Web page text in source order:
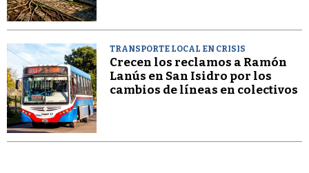
TRANSPORTE LOCAL EN CRISIS
Crecen los reclamos a Ramón
Lanús en San Isidro por los
cambios de líneas en colectivos